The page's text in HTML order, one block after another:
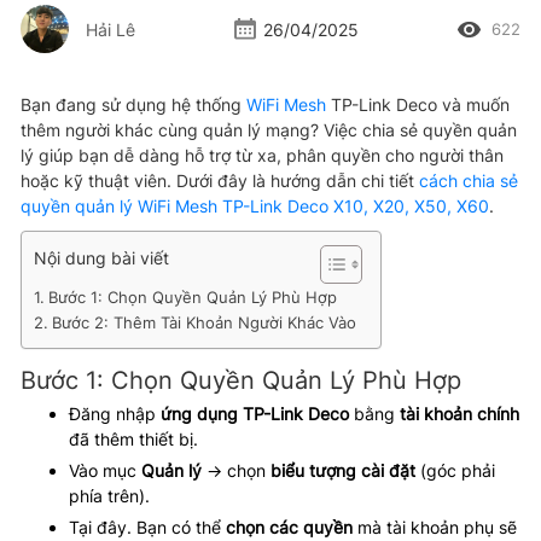
Hải Lê 26/04/2025 622
Bạn đang sử dụng hệ thống WiFi Mesh TP-Link Deco và muốn
thêm người khác cùng quản lý mạng? Việc chia sẻ quyền quản
lý giúp bạn dễ dàng hỗ trợ từ xa, phân quyền cho người thân
hoặc kỹ thuật viên. Dưới đây là hướng dẫn chi tiết cách chia sẻ
quyền quản lý WiFi Mesh TP-Link Deco X10, X20, X50, X60.
Nội dung bài viết
Bước 1: Chọn Quyền Quản Lý Phù Hợp
Bước 2: Thêm Tài Khoản Người Khác Vào
Bước 1: Chọn Quyền Quản Lý Phù Hợp
Đăng nhập ứng dụng TP-Link Decobằng tài khoản chính
đã thêm thiết bị.
Vào mục Quản lý → chọn biểu tượng cài đặt (góc phải
phía trên).
Tại đây. Bạn có thể chọn các quyền mà tài khoản phụ sẽ